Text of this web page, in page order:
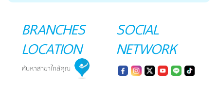
BRANCHES
LOCATION
SOCIAL
NETWORK